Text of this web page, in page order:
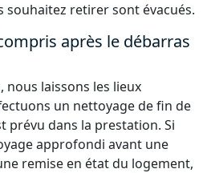
souhaitez retirer sont évacués.
après le débarras
laissons les lieux
un nettoyage de fin de
prévu dans la prestation. Si
approfondi avant une
remise en état du logement,